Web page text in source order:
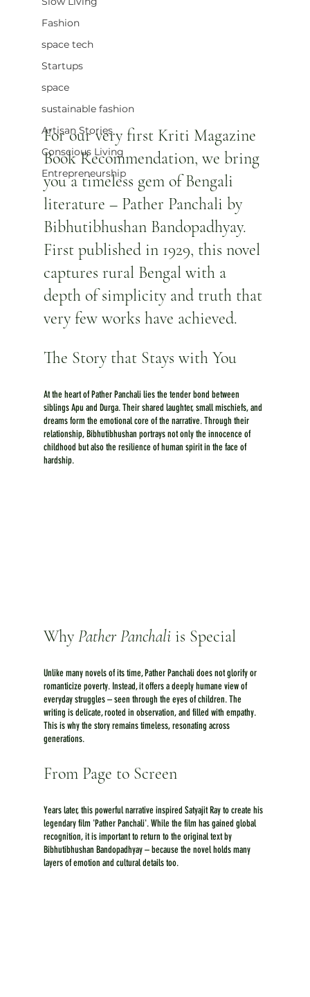
Fashion
space tech
Startups
space
sustainable fashion
Artisan Stories
Conscious Living
Entrepreneurship
For our very first Kriti Magazine
Book Recommendation, we bring
you a timeless gem of Bengali
literature – Pather Panchali by
Bibhutibhushan Bandopadhyay.
First published in 1929, this novel
captures rural Bengal with a
depth of simplicity and truth that
very few works have achieved.
The Story that Stays with You
At the heart of Pather Panchali lies the tender bond between
siblings Apu and Durga. Their shared laughter, small mischiefs, and
dreams form the emotional core of the narrative. Through their
relationship, Bibhutibhushan portrays not only the innocence of
childhood but also the resilience of human spirit in the face of
hardship.
Why Pather Panchali is Special
Unlike many novels of its time, Pather Panchali does not glorify or
romanticize poverty. Instead, it offers a deeply humane view of
everyday struggles – seen through the eyes of children. The
writing is delicate, rooted in observation, and filled with empathy.
This is why the story remains timeless, resonating across
generations.
From Page to Screen
Years later, this powerful narrative inspired Satyajit Ray to create his
legendary film 'Pather Panchali'. While the film has gained global
recognition, it is important to return to the original text by
Bibhutibhushan Bandopadhyay – because the novel holds many
layers of emotion and cultural details too.